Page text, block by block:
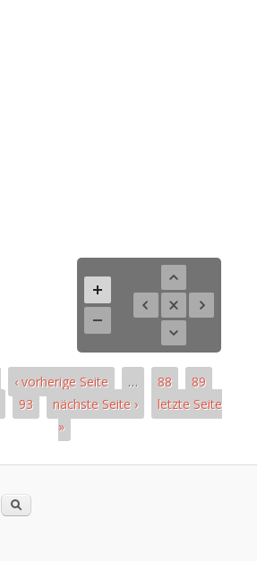
‹ vorherige Seite … 88
89
93 nächste Seite ›
letzte Seite
»
Search